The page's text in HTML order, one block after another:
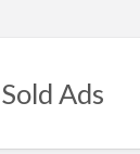
Sold Ads